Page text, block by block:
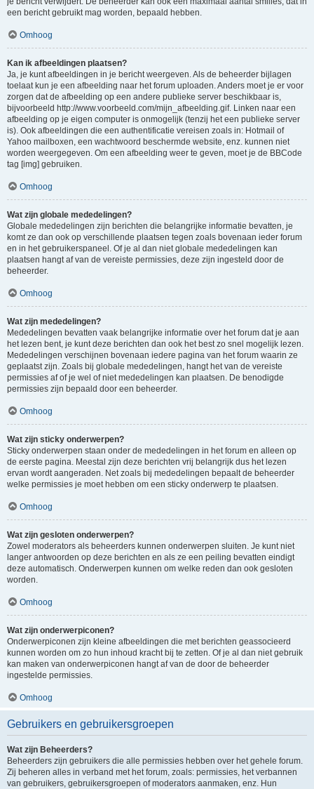
een bericht gebruikt mag worden, bepaald hebben.
Omhoog
Kan ik afbeeldingen plaatsen?
Ja, je kunt afbeeldingen in je bericht weergeven. Als de beheerder bijlagen
toelaat kun je een afbeelding naar het forum uploaden. Anders moet je er voor
zorgen dat de afbeelding op een andere publieke server beschikbaar is,
bijvoorbeeld http://www.voorbeeld.com/mijn_afbeelding.gif. Linken naar een
afbeelding op je eigen computer is onmogelijk (tenzij het een publieke server
is). Ook afbeeldingen die een authentificatie vereisen zoals in: Hotmail of
Yahoo mailboxen, een wachtwoord beschermde website, enz. kunnen niet
worden weergegeven. Om een afbeelding weer te geven, moet je de BBCode
tag [img] gebruiken.
Omhoog
Wat zijn globale mededelingen?
Globale mededelingen zijn berichten die belangrijke informatie bevatten, je
komt ze dan ook op verschillende plaatsen tegen zoals bovenaan ieder forum
en in het gebruikerspaneel. Of je al dan niet globale mededelingen kan
plaatsen hangt af van de vereiste permissies, deze zijn ingesteld door de
beheerder.
Omhoog
Wat zijn mededelingen?
Mededelingen bevatten vaak belangrijke informatie over het forum dat je aan
het lezen bent, je kunt deze berichten dan ook het best zo snel mogelijk lezen.
Mededelingen verschijnen bovenaan iedere pagina van het forum waarin ze
geplaatst zijn. Zoals bij globale mededelingen, hangt het van de vereiste
permissies af of je wel of niet mededelingen kan plaatsen. De benodigde
permissies zijn bepaald door een beheerder.
Omhoog
Wat zijn sticky onderwerpen?
Sticky onderwerpen staan onder de mededelingen in het forum en alleen op
de eerste pagina. Meestal zijn deze berichten vrij belangrijk dus het lezen
ervan wordt aangeraden. Net zoals bij mededelingen bepaalt de beheerder
welke permissies je moet hebben om een sticky onderwerp te plaatsen.
Omhoog
Wat zijn gesloten onderwerpen?
Zowel moderators als beheerders kunnen onderwerpen sluiten. Je kunt niet
langer antwoorden op deze berichten en als ze een peiling bevatten eindigt
deze automatisch. Onderwerpen kunnen om welke reden dan ook gesloten
worden.
Omhoog
Wat zijn onderwerpiconen?
Onderwerpiconen zijn kleine afbeeldingen die met berichten geassocieerd
kunnen worden om zo hun inhoud kracht bij te zetten. Of je al dan niet gebruik
kan maken van onderwerpiconen hangt af van de door de beheerder
ingestelde permissies.
Omhoog
Gebruikers en gebruikersgroepen
Wat zijn Beheerders?
Beheerders zijn gebruikers die alle permissies hebben over het gehele forum.
Zij beheren alles in verband met het forum, zoals: permissies, het verbannen
van gebruikers, gebruikersgroepen of moderators aanmaken, enz. Hun